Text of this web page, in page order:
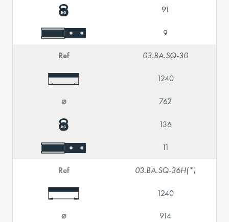
91
9
Ref 03.BA.SQ-30
1240
⌀ 762
136
11
Ref 03.BA.SQ-36H(*)
1240
⌀ 914